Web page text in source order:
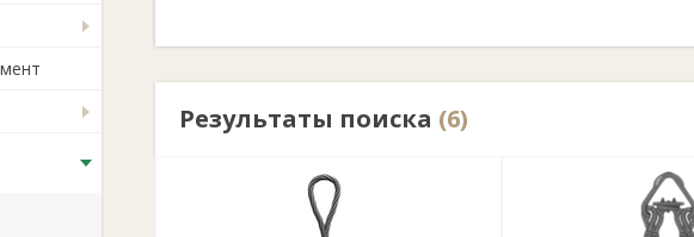
Результаты поиска (6)